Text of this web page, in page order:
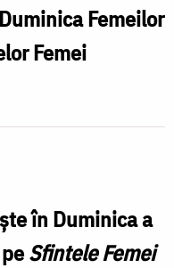
Femeilor
Femei
în Duminica a
Sfintele Femei